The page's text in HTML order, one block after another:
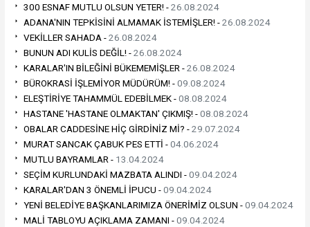
300 ESNAF MUTLU OLSUN YETER! -26.08.2024
ADANA'NIN TEPKİSİNİ ALMAMAK İSTEMİŞLER! -26.08.2024
VEKİLLER SAHADA -26.08.2024
BUNUN ADI KULİS DEĞİL! -26.08.2024
KARALAR'IN BİLEĞİNİ BÜKEMEMİŞLER -26.08.2024
BÜROKRASİ İŞLEMİYOR MÜDÜRÜM! -09.08.2024
ELEŞTİRİYE TAHAMMÜL EDEBİLMEK -08.08.2024
HASTANE 'HASTANE OLMAKTAN' ÇIKMIŞ! -08.08.2024
OBALAR CADDESİNE HİÇ GİRDİNİZ Mİ? -29.07.2024
MURAT SANCAK ÇABUK PES ETTİ -04.06.2024
MUTLU BAYRAMLAR - 13.04.2024
SEÇİM KURLUNDAKİ MAZBATA ALINDI -09.04.2024
KARALAR'DAN 3 ÖNEMLİ İPUCU -09.04.2024
YENİ BELEDİYE BAŞKANLARIMIZA ÖNERİMİZ OLSUN -09.04.2024
MALİ TABLOYU AÇIKLAMA ZAMANI -09.04.2024